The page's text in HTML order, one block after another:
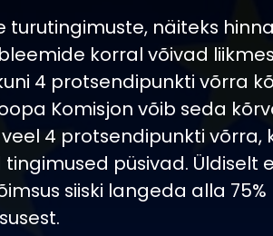
turutingimuste, näiteks
korral võivad
4 protsendipunkti võrra
Komisjon võib seda
4 protsendipunkti võrra,
püsivad. Üldiselt
siiski langeda alla 75%